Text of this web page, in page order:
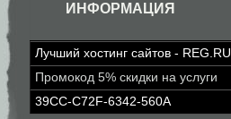
ИНФОРМАЦИЯ
Лучший хостинг сайтов - REG.RU
Промокод 5% скидки на услуги
39CC-C72F-6342-560A